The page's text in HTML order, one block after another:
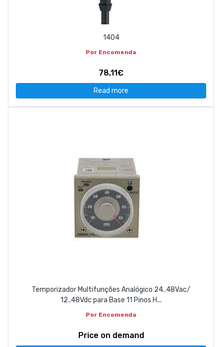
1404
Por Encomenda
78,11€
Read more
Temporizador Multifunções Analógico 24..48Vac/
12..48Vdc para Base 11 Pinos H...
Por Encomenda
Price on demand